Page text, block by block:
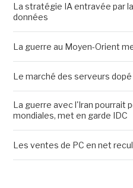
La stratégie IA entravée par
données
La guerre au Moyen-Orient
Le marché des serveurs dopé
La guerre avec l'Iran pourrait
mondiales, met en garde IDC
Les ventes de PC en net